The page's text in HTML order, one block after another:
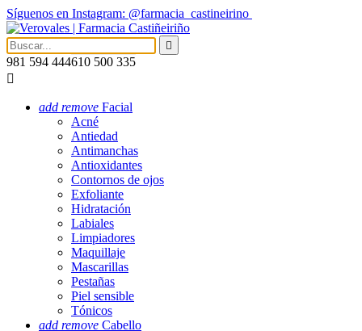
Síguenos en Instagram: @farmacia_castineirino

981 594 444610 500 335

add remove Facial
Acné
Antiedad
Antimanchas
Antioxidantes
Contornos de ojos
Exfoliante
Hidratación
Labiales
Limpiadores
Maquillaje
Mascarillas
Pestañas
Piel sensible
Tónicos
add remove Cabello